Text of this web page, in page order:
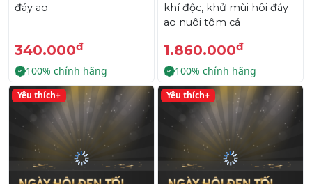
đáy ao
340.000đ
100% chính hãng
khí độc, khử mùi hôi đáy
ao nuôi tôm cá
1.860.000đ
100% chính hãng
Yêu thích+ Yêu thích+